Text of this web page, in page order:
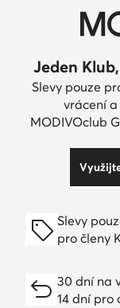
Jeden
Slevy pouze
vrácení
MODIVOclub
Slevy
pro členy
30 dní na
14 dní pro